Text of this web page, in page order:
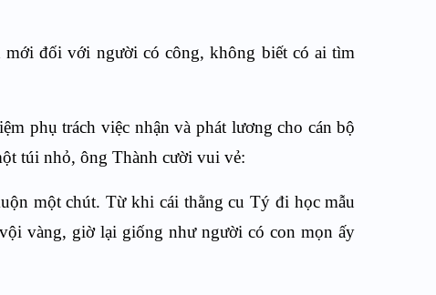
đối với người có công, không biết có ai tìm
phụ trách việc nhận và phát lương cho cán bộ
túi nhỏ, ông Thành cười vui vẻ:
một chút. Từ khi cái thằng cu Tý đi học mẫu
vàng, giờ lại giống như người có con mọn ấy